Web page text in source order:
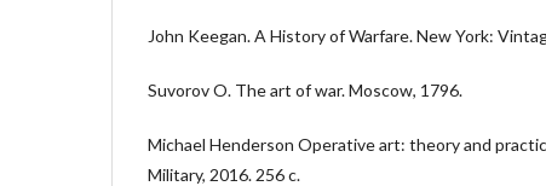
John Keegan. A History of Warfare. New York:
Suvorov O. The art of war. Moscow, 1796.
Michael Henderson Operative art: theory and
Military, 2016. 256 c.